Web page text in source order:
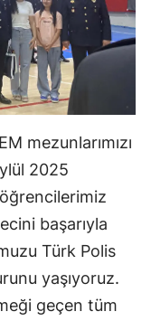
mezunlarımızı
2025
başarıyla
Türk Polis
yaşıyoruz.
geçen tüm